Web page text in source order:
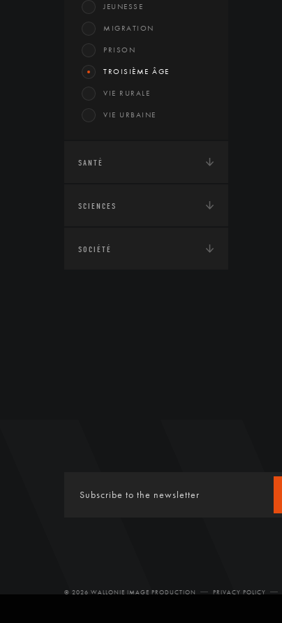
JEUNESSE
MIGRATION
PRISON
TROISIÈME ÂGE
VIE RURALE
VIE URBAINE
SANTÉ
SCIENCES
SOCIÉTÉ
© 2026 WALLONIE IMAGE PRODUCTION PRIVACY POLICY